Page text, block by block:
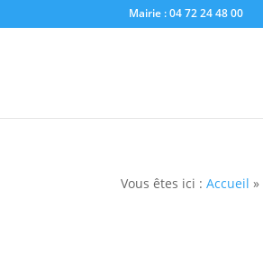
Mairie : 04 72 24 48 00
Vous êtes ici :Accueil »